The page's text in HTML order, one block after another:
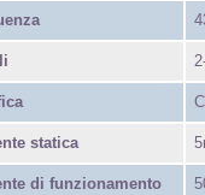
statica
di funzionamento